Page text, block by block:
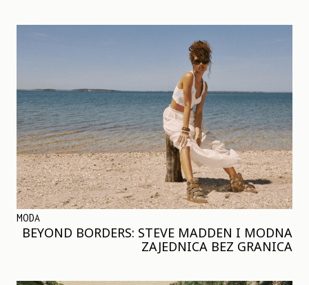
MODA
BEYOND BORDERS: STEVE MADDEN I MODNA
ZAJEDNICA BEZ GRANICA